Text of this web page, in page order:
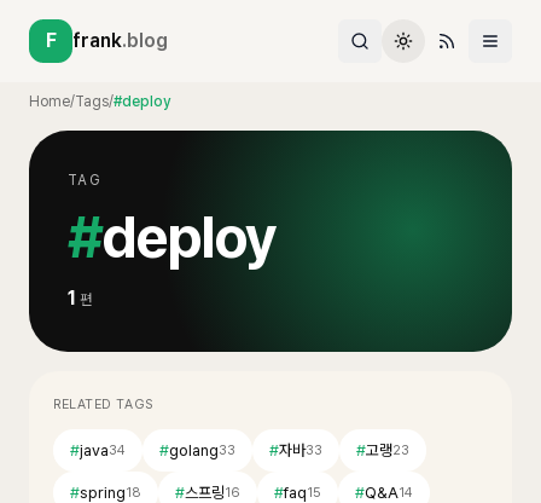
F frank.blog
Home/Tags/#deploy
TAG
#deploy
1 편
RELATED TAGS
#java34 #golang33 #자바33 #고랭23
#spring18 #스프링16 #faq15 #Q&A14